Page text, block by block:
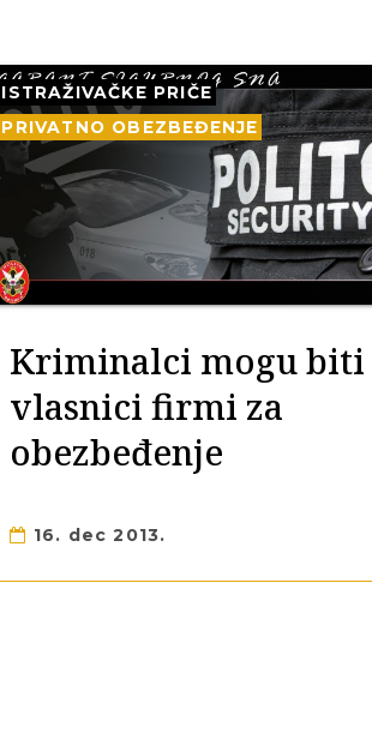
ISTRAŽIVAČKE PRIČE
PRIVATNO OBEZBEĐENJE
Kriminalci mogu biti
vlasnici firmi za
obezbeđenje
16. dec 2013.